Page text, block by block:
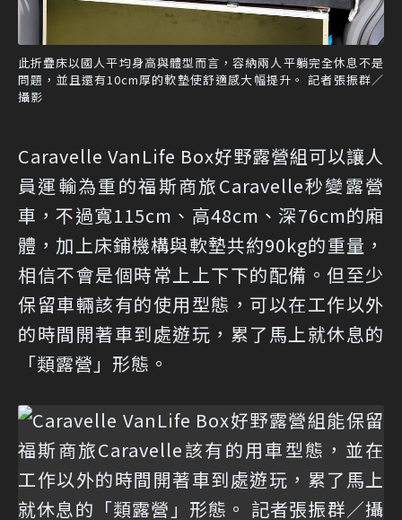
此折疊床以國人平均身高與體型而言，容納兩人平躺完全休息不是
問題，並且還有10cm厚的軟墊使舒適感大幅提升。 記者張振群／
攝影
Caravelle VanLife Box好野露營組可以讓人
員運輸為重的福斯商旅Caravelle秒變露營
車，不過寬115cm、高48cm、深76cm的廂
體，加上床鋪機構與軟墊共約90kg的重量，
相信不會是個時常上上下下的配備。但至少
保留車輛該有的使用型態，可以在工作以外
的時間開著車到處遊玩，累了馬上就休息的
「類露營」形態。